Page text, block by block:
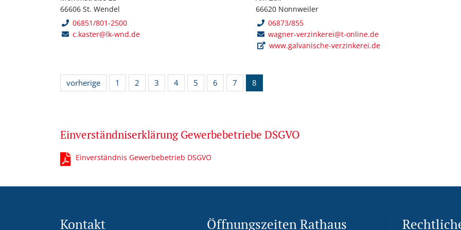
66606 St. Wendel
06851/801-2500
c.kaster@lk-wnd.de
66620 Nonnweiler
06873/855
wagner-verzinkerei@t-online.de
www.galvanische-verzinkerei.de
vorherige 1 2 3 4 5 6 7 8
Einverständniserklärung Gewerbebetriebe DSGVO
Einverständnis Gewerbebetrieb DSGVO
Kontakt Öffnungszeiten Rathaus